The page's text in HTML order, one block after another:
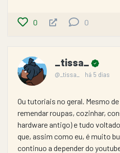
0 0
_tissa_
@_tissa_ há 5 dias
Ou tutoriais no geral. Mesmo
remendar roupas, cozinhar,
hardware antigo) e tudo
que, assim como eu, é muito
continuo a depender do